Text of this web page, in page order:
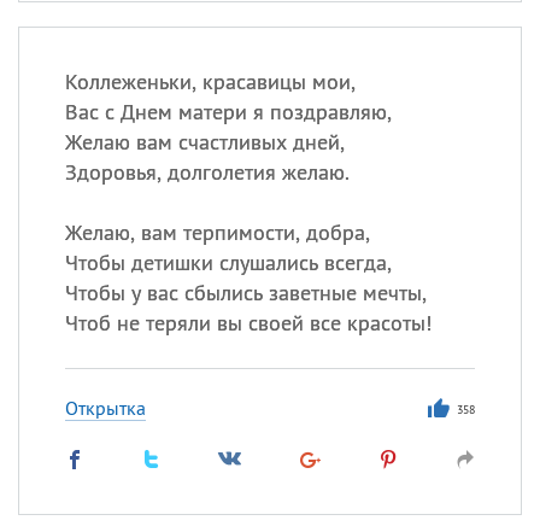
Коллеженьки, красавицы мои,
Вас с Днем матери я поздравляю,
Желаю вам счастливых дней,
Здоровья, долголетия желаю.
Желаю, вам терпимости, добра,
Чтобы детишки слушались всегда,
Чтобы у вас сбылись заветные мечты,
Чтоб не теряли вы своей все красоты!
Открытка 358